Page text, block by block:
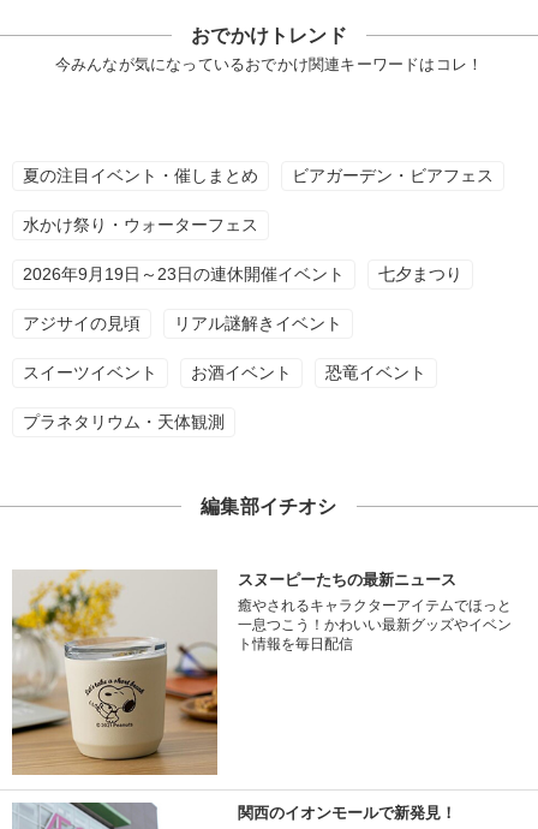
おでかけトレンド
今みんなが気になっているおでかけ関連キーワードはコレ！
夏の注目イベント・催しまとめ ビアガーデン・ビアフェス
水かけ祭り・ウォーターフェス
2026年9月19日～23日の連休開催イベント 七夕まつり
アジサイの見頃 リアル謎解きイベント
スイーツイベント お酒イベント 恐竜イベント
プラネタリウム・天体観測
編集部イチオシ
スヌーピーたちの最新ニュース
癒やされるキャラクターアイテムでほっと
一息つこう！かわいい最新グッズやイベン
ト情報を毎日配信
関西のイオンモールで新発見！